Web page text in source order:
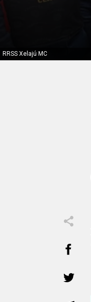
RRSS Xelajú MC